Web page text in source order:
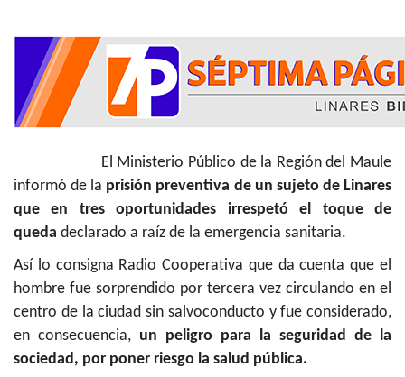
El Ministerio Público de la Región del Maule
informó de la prisión preventiva de un sujeto de Linares
que en tres oportunidades irrespetó el toque de
queda declarado a raíz de la emergencia sanitaria.
Así lo consigna Radio Cooperativa que da cuenta que el
hombre fue sorprendido por tercera vez circulando en el
centro de la ciudad sin salvoconducto y fue considerado,
en consecuencia, un peligro para la seguridad de la
sociedad, por poner riesgo la salud pública.